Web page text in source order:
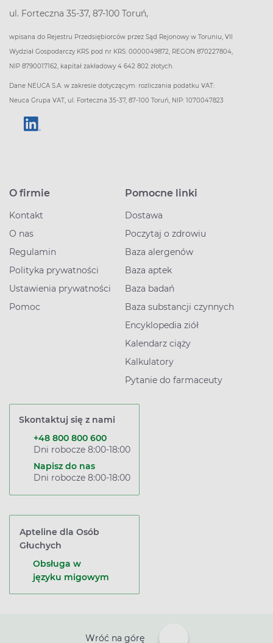
ul. Forteczna 35-37, 87-100 Toruń,
wpisana do Rejestru Przedsiębiorców przez Sąd Rejonowy w Toruniu, VII
Wydział Gospodarczy KRS pod nr KRS: 0000049872, REGON 870227804,
NIP 8790017162, kapitał zakładowy 4 642 802 złotych.
Dane NEUCA S.A. w zakresie dotyczącym: rozliczania podatku VAT:
Neuca Grupa VAT, ul. Forteczna 35-37, 87-100 Toruń, NIP: 1070047823
O firmie
Kontakt
O nas
Regulamin
Polityka prywatności
Ustawienia prywatności
Pomoc
Pomocne linki
Dostawa
Poczytaj o zdrowiu
Baza alergenów
Baza aptek
Baza badań
Baza substancji czynnych
Encyklopedia ziół
Kalendarz ciąży
Kalkulatory
Pytanie do farmaceuty
Skontaktuj się z nami
+48 800 800 600
Dni robocze 8:00-18:00
Napisz do nas
Dni robocze 8:00-18:00
Apteline dla Osób
Głuchych
Obsługa w
języku migowym
Wróć na górę